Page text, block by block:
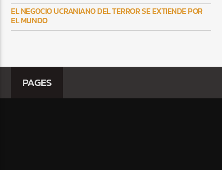
EL NEGOCIO UCRANIANO DEL TERROR SE EXTIENDE POR
EL MUNDO
PAGES